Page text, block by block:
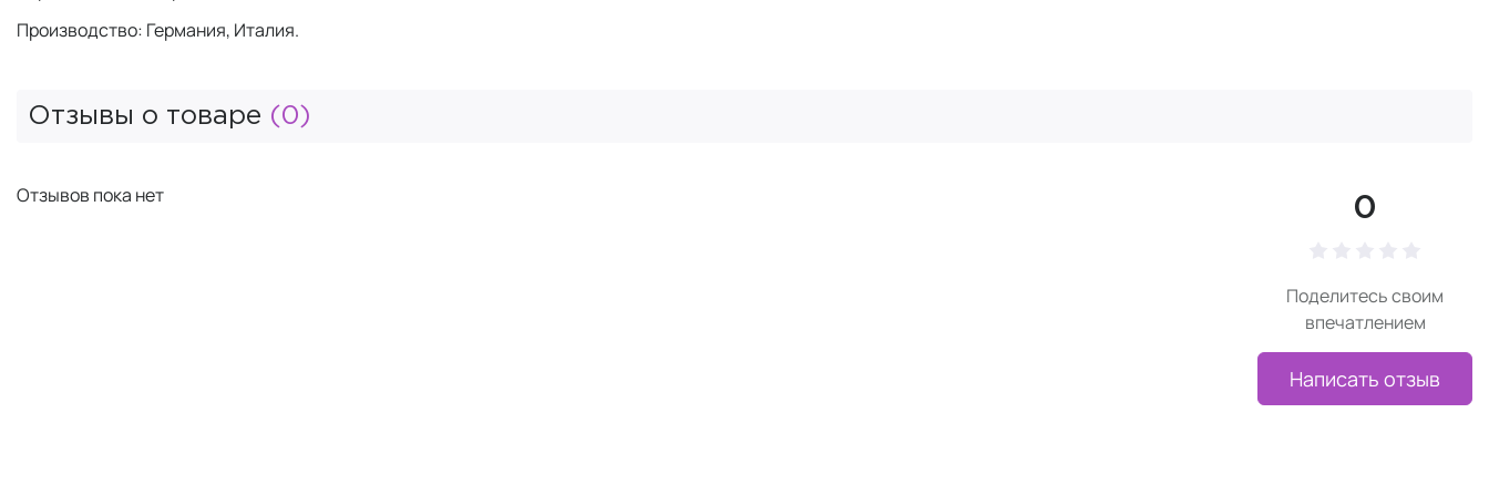
Производство: Германия, Италия.
Отзывы о товаре (0)
0
Поделитесь своим
впечатлением
Написать отзыв
Отзывов пока нет